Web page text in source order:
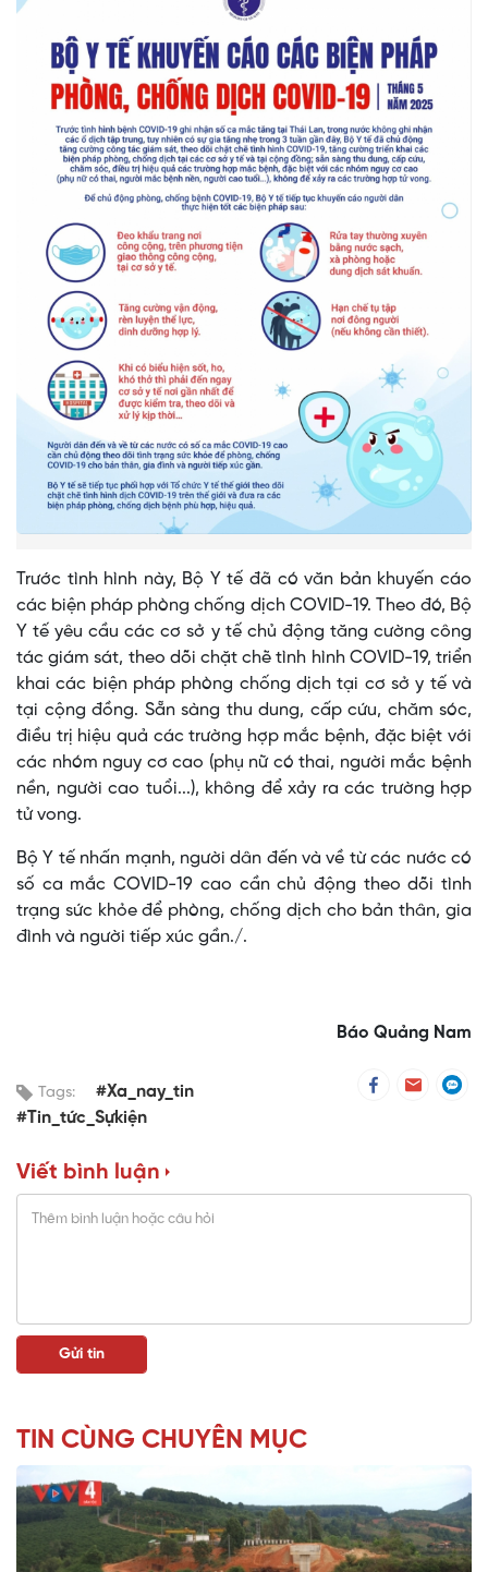
Trước tình hình này, Bộ Y tế đã có văn bản khuyến cáo
các biện pháp phòng chống dịch COVID-19. Theo đó, Bộ
Y tế yêu cầu các cơ sở y tế chủ động tăng cường công
tác giám sát, theo dõi chặt chẽ tình hình COVID-19, triển
khai các biện pháp phòng chống dịch tại cơ sở y tế và
tại cộng đồng. Sẵn sàng thu dung, cấp cứu, chăm sóc,
điều trị hiệu quả các trường hợp mắc bệnh, đặc biệt với
các nhóm nguy cơ cao (phụ nữ có thai, người mắc bệnh
nền, người cao tuổi...), không để xảy ra các trường hợp
tử vong.
Bộ Y tế nhấn mạnh, người dân đến và về từ các nước có
số ca mắc COVID-19 cao cần chủ động theo dõi tình
trạng sức khỏe để phòng, chống dịch cho bản thân, gia
đình và người tiếp xúc gần./.
Báo Quảng Nam
Tags:
#Xa_nay_tin
#Tin_tức_Sựkiện
Viết bình luận
TIN CÙNG CHUYÊN MỤC